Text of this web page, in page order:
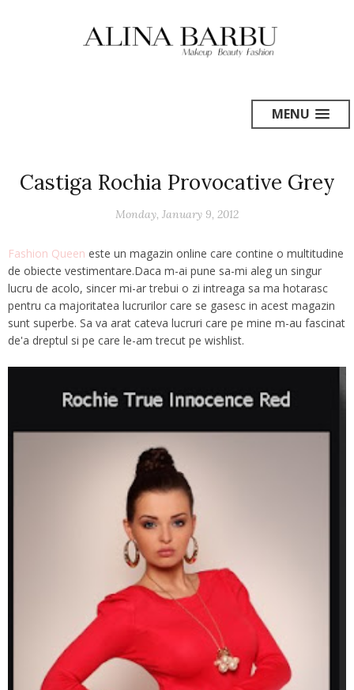
MENU
Castiga Rochia Provocative Grey
Monday, January 9, 2012
Fashion Queen este un magazin online care contine o multitudine
de obiecte vestimentare.Daca m-ai pune sa-mi aleg un singur
lucru de acolo, sincer mi-ar trebui o zi intreaga sa ma hotarasc
pentru ca majoritatea lucrurilor care se gasesc in acest magazin
sunt superbe. Sa va arat cateva lucruri care pe mine m-au fascinat
de'a dreptul si pe care le-am trecut pe wishlist.